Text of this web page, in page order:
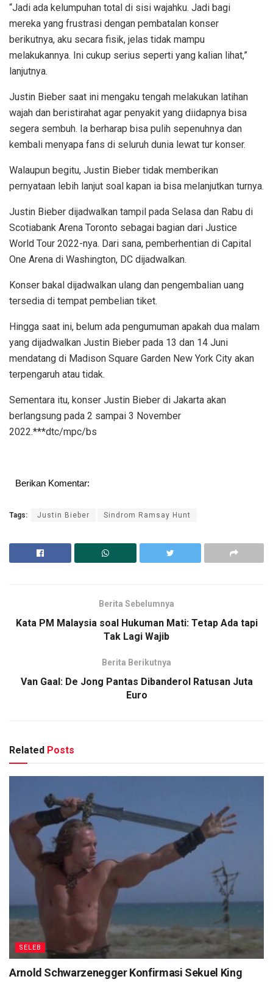
“Jadi ada kelumpuhan total di sisi wajahku. Jadi bagi
mereka yang frustrasi dengan pembatalan konser
berikutnya, aku secara fisik, jelas tidak mampu
melakukannya. Ini cukup serius seperti yang kalian lihat,”
lanjutnya.
Justin Bieber saat ini mengaku tengah melakukan latihan
wajah dan beristirahat agar penyakit yang diidapnya bisa
segera sembuh. Ia berharap bisa pulih sepenuhnya dan
kembali menyapa fans di seluruh dunia lewat tur konser.
Walaupun begitu, Justin Bieber tidak memberikan
pernyataan lebih lanjut soal kapan ia bisa melanjutkan turnya.
Justin Bieber dijadwalkan tampil pada Selasa dan Rabu di
Scotiabank Arena Toronto sebagai bagian dari Justice
World Tour 2022-nya. Dari sana, pemberhentian di Capital
One Arena di Washington, DC dijadwalkan.
Konser bakal dijadwalkan ulang dan pengembalian uang
tersedia di tempat pembelian tiket.
Hingga saat ini, belum ada pengumuman apakah dua malam
yang dijadwalkan Justin Bieber pada 13 dan 14 Juni
mendatang di Madison Square Garden New York City akan
terpengaruh atau tidak.
Sementara itu, konser Justin Bieber di Jakarta akan
berlangsung pada 2 sampai 3 November
2022.***dtc/mpc/bs
Berikan Komentar:
Tags: Justin Bieber Sindrom Ramsay Hunt
Berita Sebelumnya
Kata PM Malaysia soal Hukuman Mati: Tetap Ada tapi
Tak Lagi Wajib
Berita Berikutnya
Van Gaal: De Jong Pantas Dibanderol Ratusan Juta
Euro
Related Posts
SELEB
Arnold Schwarzenegger Konfirmasi Sekuel King